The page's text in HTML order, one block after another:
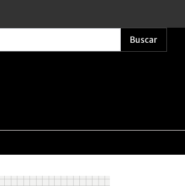
Buscar